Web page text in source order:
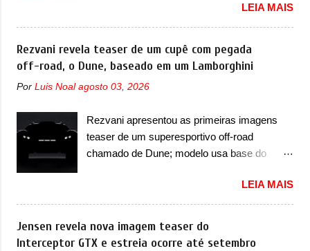
não deve ter agradado em nada os primeiros
consumidores). Pelas imagens teaser, se
percebe que o sedã contará com um novo
para-choque na dianteira. Ele passa a trazer
um vinco horizontal mais destacado que
logo abaixo do logotipo e dos faróis. Ele ainda
possui um espaço para a placa novo abaixo
do vinco e uma nova entrada de ar inferio...
como uma marca com utilitários esportivos, a
Fang Cheng Bao nasceu como uma empresa
voltada a desenvolver utilitários esportivos
com uma pegada mais off-road. E isso
funcionou muito bem com o lançamento dos
modelos Bao 5 e Bao 8, além do Tai 3 e Tai 7.
vez no segmento de... sedãs. Antecipado por
imagens teaser, o Formula S será o primeiro
três volumes da Fang Cheng Bao, que
Denza. Até o momento, a marca divulgou
algumas imagens externas e informações
sobre o sedã, que terá seu lançamento ainda
neste ano de 2026. Em termos de design, o
LEIA MAIS
Rezvani revela teaser de um cupê com pegada
off-road, o Dune, baseado em um Lamborghini
Por Luis Noal agosto 03, 2026
Rezvani apresentou as primeiras imagens
teaser de um superesportivo off-road
chamado de Dune; modelo usa base do
Rezvani apresentou as primeiras imagens
teaser de um novo superesportivo que vai
oferecer aos seus consumidores. Trata-se do
Dune, um cupê superesportivo que terá uma
LEIA MAIS
Jensen revela nova imagem teaser do
Interceptor GTX e estreia ocorre até setembro